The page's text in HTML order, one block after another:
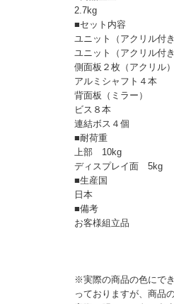
2.7kg
■セット内容
ユニット（アクリル付き
ユニット（アクリル付き
側面板２枚（アクリル）
アルミシャフト４本
背面板（ミラー）
ビス８本
連結ボス４個
■耐荷重
上部 10kg
ディスプレイ面 5kg
■生産国
日本
■備考
お客様組立品
※実際の商品の色にで
っておりますが、商品